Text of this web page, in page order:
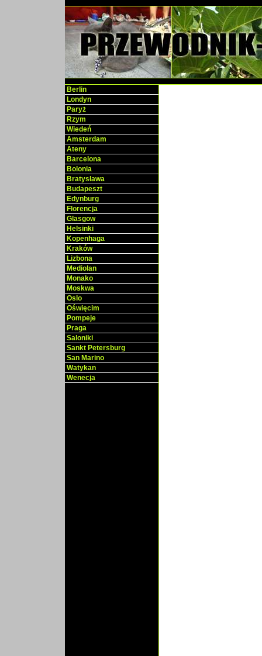
Berlin
Londyn
Paryż
Rzym
Wiedeń
Amsterdam
Ateny
Barcelona
Bolonia
Bratysława
Budapeszt
Edynburg
Florencja
Glasgow
Helsinki
Kopenhaga
Kraków
Lizbona
Mediolan
Monako
Moskwa
Oslo
Oświęcim
Pompeje
Praga
Saloniki
Sankt Petersburg
San Marino
Watykan
Wenecja